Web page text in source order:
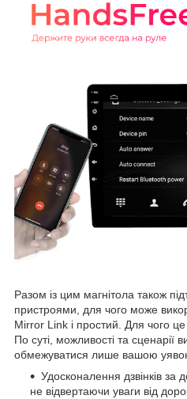
Разом із цим магнітола також
пристроями, для чого може
Mirror Link і простий. Для чого
По суті, можливості та сценарії
обмежуватися лише вашою
Удосконалення дзвінків за
не відвертаючи уваги від